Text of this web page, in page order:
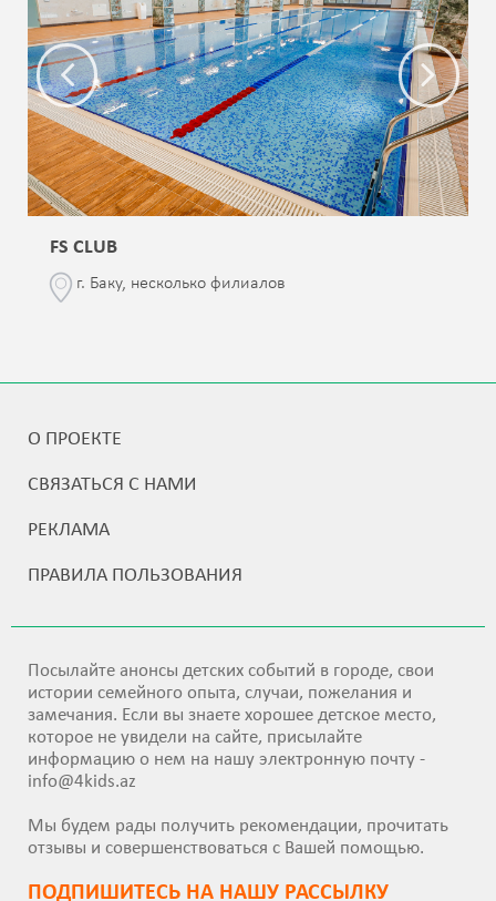
FS CLUB
г. Баку, несколько филиалов
О ПРОЕКТЕ
СВЯЗАТЬСЯ С НАМИ
РЕКЛАМА
ПРАВИЛА ПОЛЬЗОВАНИЯ
Посылайте анонсы детских событий в городе, свои
истории семейного опыта, случаи, пожелания и
замечания. Если вы знаете хорошее детское место,
которое не увидели на сайте, присылайте
информацию о нем на нашу электронную почту -
info@4kids.az
Мы будем рады получить рекомендации, прочитать
отзывы и совершенствоваться с Вашей помощью.
ПОДПИШИТEСЬ НА НАШУ РАССЫЛКУ